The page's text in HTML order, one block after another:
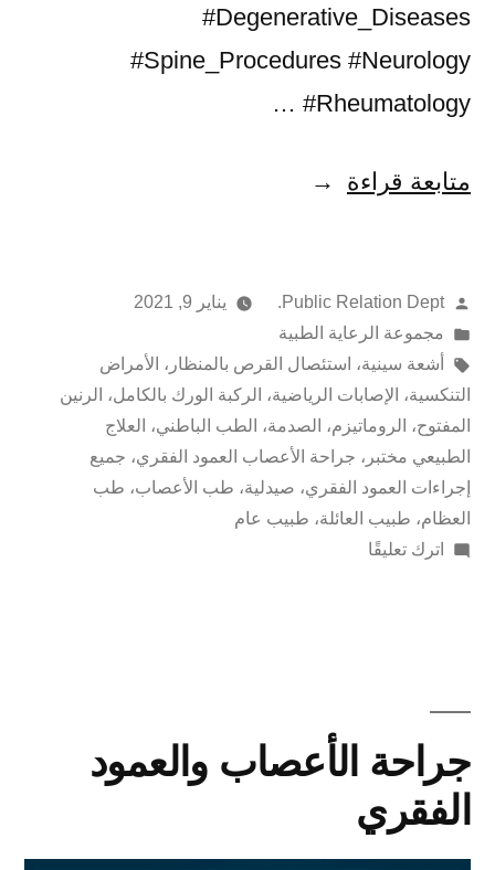
#Degenerative_Diseases
#Spine_Procedures #Neurology
#Rheumatology …
متابعة قراءة
Public Relation Dept.
يناير 9, 2021
مجموعة الرعاية الطبية
أشعة سينية، استئصال القرص بالمنظار ، الأمراض
التنكسية، الإصابات الرياضية، الركبة الورك بالكامل، الرنين
المفتوح، الروماتيزم، الصدمة، الطب الباطني، العلاج
الطبيعي مختبر ، جراحة الأعصاب العمود الفقري، جميع
إجراءات العمود الفقري، صيدلية، طب الأعصاب، طب
العظام، طبيب العائلة، طبيب عام
اترك تعليقًا
جراحة الأعصاب والعمود
الفقري